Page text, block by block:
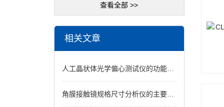
查看全部 >>
相关文章
人工晶状体光学偏心测试仪的功能及使用方法
角膜接触镜规格尺寸分析仪的主要功能